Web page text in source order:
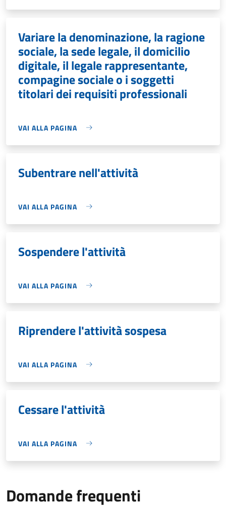
Variare la denominazione, la ragione
sociale, la sede legale, il domicilio
digitale, il legale rappresentante,
compagine sociale o i soggetti
titolari dei requisiti professionali
VAI ALLA PAGINA
Subentrare nell'attività
VAI ALLA PAGINA
Sospendere l'attività
VAI ALLA PAGINA
Riprendere l'attività sospesa
VAI ALLA PAGINA
Cessare l'attività
VAI ALLA PAGINA
Domande frequenti